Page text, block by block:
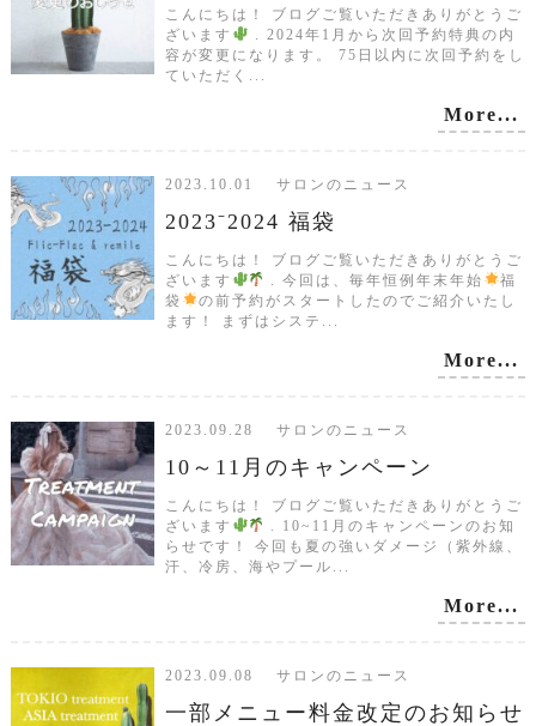
こんにちは！ ブログご覧いただきありがとうご
ざいます
. 2024年1月から次回予約特典の内
容が変更になります。 75日以内に次回予約をし
ていただく...
More...
2023.10.01 サロンのニュース
2023⁻2024 福袋
こんにちは！ ブログご覧いただきありがとうご
ざいます
. 今回は、毎年恒例年末年始
福
袋
の前予約がスタートしたのでご紹介いたし
ます！ まずはシステ...
More...
2023.09.28 サロンのニュース
10～11月のキャンペーン
こんにちは！ ブログご覧いただきありがとうご
ざいます
. 10~11月のキャンペーンのお知
らせです！ 今回も夏の強いダメージ（紫外線、
汗、冷房、海やプール...
More...
2023.09.08 サロンのニュース
一部メニュー料金改定のお知らせ